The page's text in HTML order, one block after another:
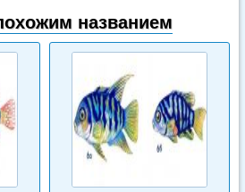
названием